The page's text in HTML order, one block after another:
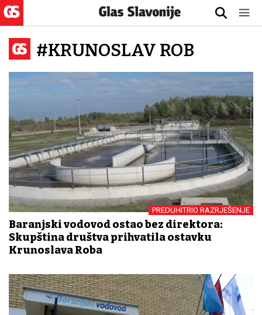
#KRUNOSLAV ROB
PREDUHITRIO RAZRJEŠENJE
Baranjski vodovod ostao bez direktora:
Skupština društva prihvatila ostavku
Krunoslava Roba